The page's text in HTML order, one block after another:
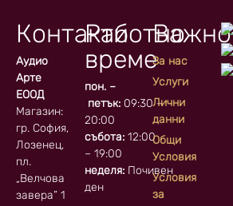
Контакти
Аудио
Арте
ЕООД
Магазин:
гр. София, кв.
Лозенец,
пл.
„Велчова
завера” 1
Работно
време
пон. –
петък:09:30 –
20:00
събота:12:00
– 19:00
неделя:Почивен
ден
Важно
За нас
Услуги
Лични
данни
Общи
Условия
Условия
за